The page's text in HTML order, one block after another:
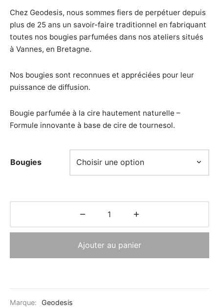
20,00€
Chez Geodesis, nous sommes fiers de perpétuer depuis
plus de 25 ans un savoir-faire traditionnel en fabriquant
toutes nos bougies parfumées dans nos ateliers situés
à Vannes, en Bretagne.
Nos bougies sont reconnues et appréciées pour leur
puissance de diffusion.
Bougie parfumée à la cire hautement naturelle –
Formule innovante à base de cire de tournesol.
Bougies
Ajouter au panier
Marque: Geodesis